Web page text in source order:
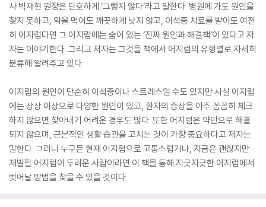
사 박재현 원장은 단호하게 ‘그렇지 않다’라고 말한다. 병원에 가도 원인을
찾지 못하고, 약을 먹어도 깨끗하게 낫지 않고, 이석증 치료를 받아도 여전
히 어지럽다면 그 어지럼에는 숨어 있는 ‘진짜 원인과 해결책’이 있다고 저
자는 이야기한다. 그리고 저자는 그것을 책에서 어지럼의 유형별로 자세히
분류해 알려주고 있다.
어지럼의 원인이 단순히 이석증이나 스트레스일 수도 있지만 사실 어지럼
에는 상상 이상으로 다양한 원인이 있고, 환자의 증상을 아주 꼼꼼히 체크
하지 않으면 찾아내기 어려운 경우도 많다. 또한 어지럼은 약만으로 해결
되지 않으며, 근본적인 생활 습관을 고치는 것이 가장 중요하다고 저자는
말한다. 그러니 누구든 현재 어지럼으로 고통스럽거나, 지금은 괜찮지만
재발할 어지럼이 두려운 사람이라면 이 책을 통해 지긋지긋한 어지럼에서
벗어날 방법을 찾을 수 있을 것이다.